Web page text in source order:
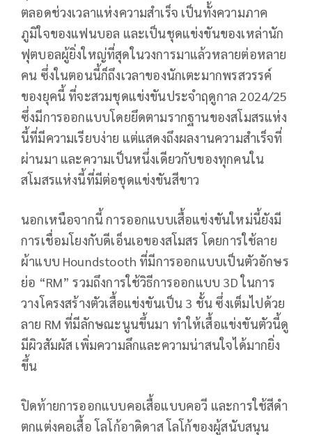
ตลอดช่วงเวลาแห่งความสำเร็จ เป็นทั้งความภาค
ภูมิใจของแฟนบอล และเป็นชุดแข่งขันของเหล่านัก
ฟุตบอลผู้ยิ่งใหญ่ที่สุดในวงการมาแล้วหลายต่อหลาย
คน ซึ่งในตอนนี้ก็ถึงเวลาของนักเตะมากพรสวรรค์
ของยุคนี้ ที่จะสวมชุดแข่งขันประจำฤดูกาล 2024/25
ซึ่งมีการออกแบบโดยยึดตามรากฐานของสโมสรแห่ง
นี้ที่มีความเรียบง่าย แต่แสดงถึงผลงานความสำเร็จที่
ผ่านมา และความเป็นหนึ่งเดียวกับของทุกคนใน
สโมสรแห่งนี้ที่มีต่อชุดแข่งขันสีขาว
นอกเหนือจากนี้ การออกแบบเสื้อแข่งขันใหม่นี้ยังมี
การเชื่อมโยงกับดีเอ็นเอของสโมสร โดยการใช้ลาย
ผ้าแบบ Houndstooth ที่มีการออกแบบเป็นตัวอักษร
ย่อ “RM” รวมถึงการใช้วิธีการออกแบบ 3D ในการ
วางโครงสร้างตัวเสื้อแข่งขันเป็น 3 ชั้น ซึ่งเต็มไปด้วย
ลาย RM ที่มีลักษณะนูนขึ้นมา ทำให้เสื้อแข่งขันตัวนี้ดู
มีผิวสัมผัส เพิ่มความลึกและความน่าสนใจได้มากยิ่ง
ขึ้น
ปิดท้ายการออกแบบคอเสื้อแบบคอวี และการใช้สีดำ
ตกแต่งคอเสื้อ โลโก้อาดิดาส โลโก้ของผู้สนับสนุน